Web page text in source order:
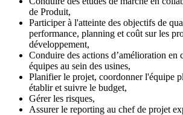
de Produit,
Participer à l'atteinte des objectifs de
performance, planning et coût sur les
développement,
Conduire des actions d’amélioration en
équipes au sein des usines,
Planifier le projet, coordonner l'équipe
établir et suivre le budget,
Gérer les risques,
Assurer le reporting au chef de projet